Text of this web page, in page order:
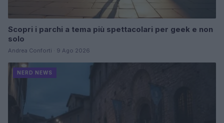
Scopri i parchi a tema più spettacolari per geek e non
solo
Andrea Conforti · 9 Ago 2026
NERD NEWS